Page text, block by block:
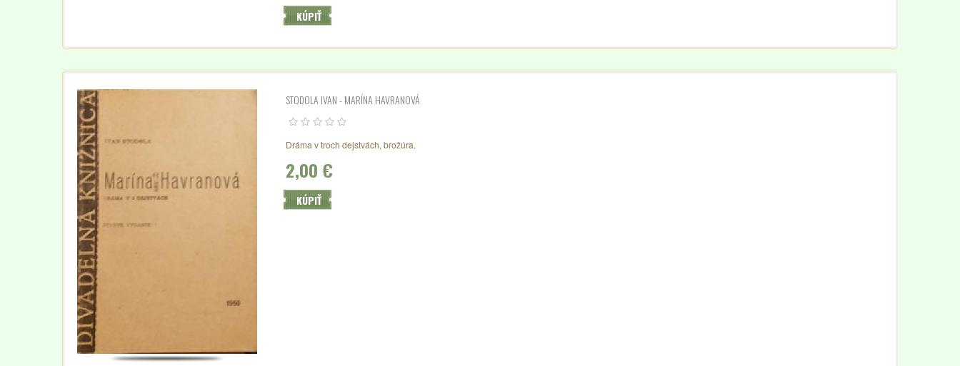
KÚPIŤ
STODOLA IVAN - MARÍNA HAVRANOVÁ
Dráma v troch dejstvách, brožúra.
2,00 €
KÚPIŤ